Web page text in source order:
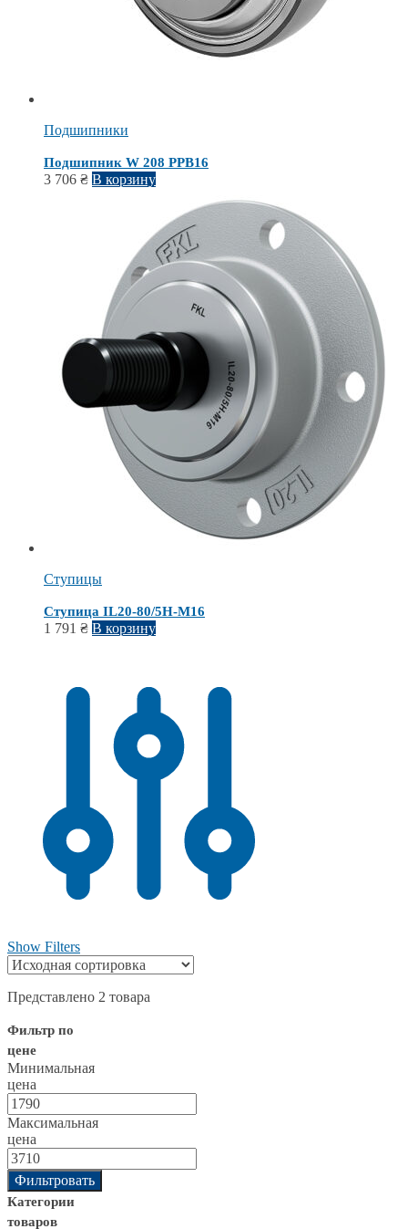
Подшипники
Подшипник W 208 PPB16
3 706 ₴ В корзину
Ступицы
Ступица IL20-80/5H-M16
1 791 ₴ В корзину
Show Filters
Представлено 2 товара
Фильтр по
цене
Минимальная
цена
Максимальная
цена
Фильтровать
Категории
товаров